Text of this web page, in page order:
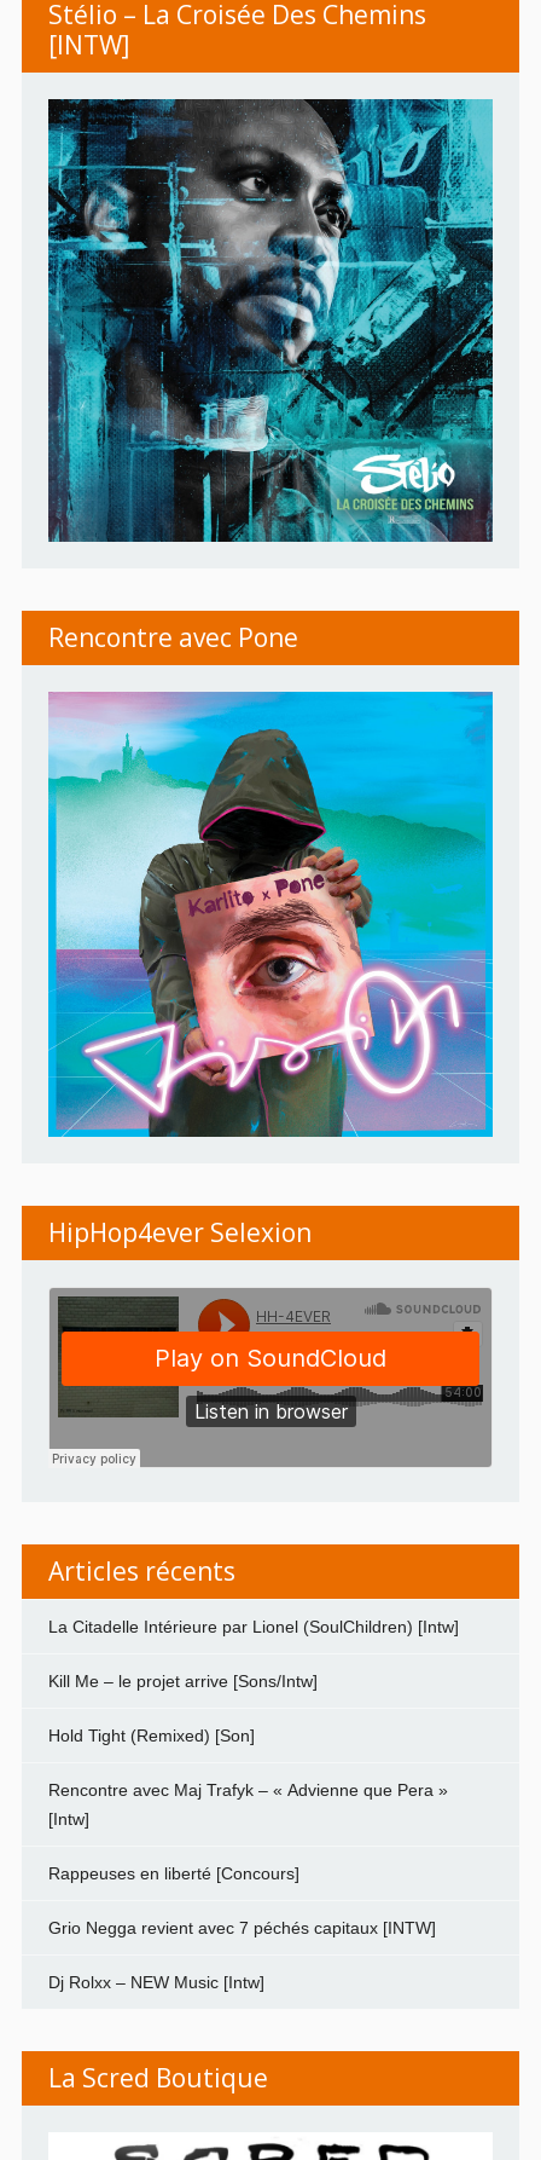
Stélio – La Croisée Des Chemins
[INTW]
Rencontre avec Pone
HipHop4ever Selexion
Articles récents
La Citadelle Intérieure par Lionel (SoulChildren) [Intw]
Kill Me – le projet arrive [Sons/Intw]
Hold Tight (Remixed) [Son]
Rencontre avec Maj Trafyk – « Advienne que Pera »
[Intw]
Rappeuses en liberté [Concours]
Grio Negga revient avec 7 péchés capitaux [INTW]
Dj Rolxx – NEW Music [Intw]
La Scred Boutique